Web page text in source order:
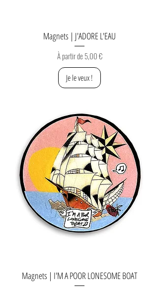
Magnets | J'ADORE L'EAU
À partir de 5,00 €
Prix promotionnel
Je le veux !
Magnets | I'M A POOR LONESOME BOAT